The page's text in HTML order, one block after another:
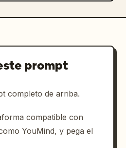
prompt
completo de arriba.
compatible con
YouMind, y pega el